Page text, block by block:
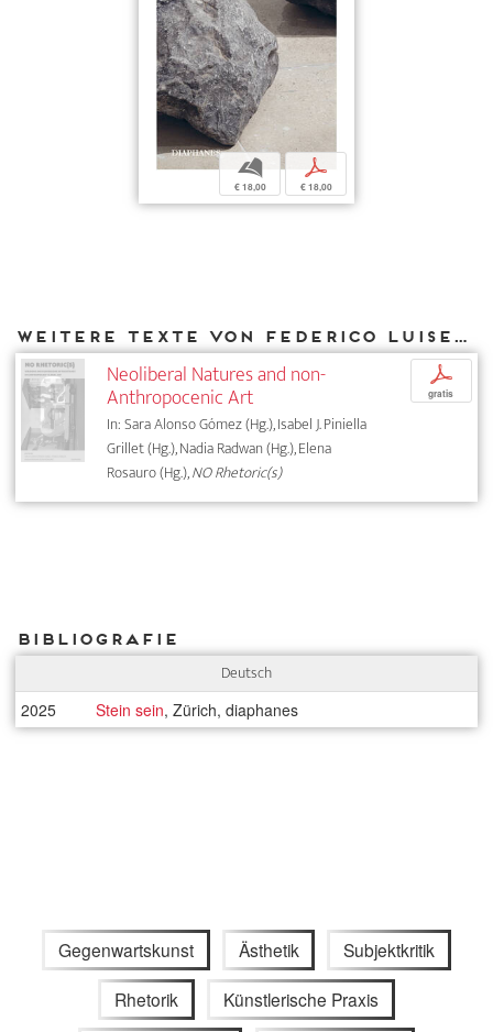
b
€ 18,00
p
€ 18,00
Weitere Texte von Federico Luisetti bei DIAPHANES
Neoliberal Natures and non-
Anthropocenic Art
In: Sara Alonso Gómez (Hg.), Isabel J. Piniella
Grillet (Hg.), Nadia Radwan (Hg.), Elena
Rosauro (Hg.),NO Rhetoric(s)
p
gratis
Bibliografie
Deutsch
2025 Stein sein, Zürich, diaphanes
Gegenwartskunst Ästhetik Subjektkritik
Rhetorik Künstlerische Praxis